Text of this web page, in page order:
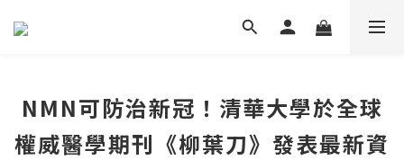
NMN可防治新冠！清華大學於全球
權威醫學期刊《柳葉刀》發表最新資